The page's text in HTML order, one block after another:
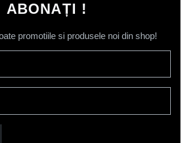
ABONAȚI !
promotiile si produsele noi din shop!